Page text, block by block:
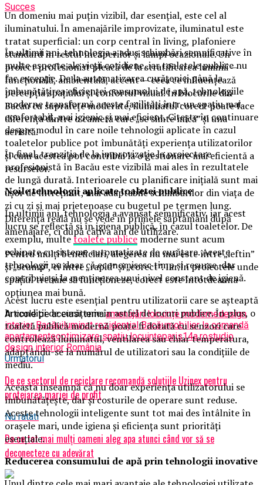
Un domeniu mai puțin vizibil, dar esențial, este cel al
iluminatului. În amenajările improvizate, iluminatul este
tratat superficial: un corp central în living, plafoniere
standard în restul încăperilor și lămpi ocazionale. Un
proiect profesionist pleacă de la stratificarea luminii —
funcțională, ambientală, accent — ceea ce influențează
percepția spațiului și confortul vizual. În blocurile din
Bacău cu suprafețe moderate, iluminatul corect poate face
diferența dintre o cameră care „se simte mică” și una
aerisită.
În final, tranziția de la improvizație la proiectare
profesionistă în Bacău este vizibilă mai ales în rezultatele
de lungă durată. Interioarele cu planificare inițială sunt mai
ușor de întreținut, mai adaptabile schimbărilor din viața de
zi cu zi și mai prietenoase cu bugetul pe termen lung.
Diferența reală nu se vede în primele săptămâni după
amenajare, ci după câțiva ani de utilizare.
Pentru mulți beneficiari, alegerea nu mai este între „ieftin”
și „scump”, ci între „rapid” și „corect”. Iar în proiectele unde
spațiul trebuie să funcționeze, corect este întotdeauna
opțiunea mai bună.
Articole pe aceiasi tema:amenajări locuințe modernedesign
interior Bacăuiluminat rezidențial Bacăumobilier la comandă
apartamenteoptimizare spațiu locuințeparis14a.rostudio
design interior România
Urmatorul
De ce sectorul de reciclare recomandă soluțiile Uzinex pentru
protejarea marjei de profit
Nu ratati
De ce tot mai mulți oameni aleg apa atunci când vor să se
deconecteze cu adevărat
Succes
În ultimii ani, tehnologia a adus schimbări semnificative în
multe aspecte ale vieții cotidiene, iar toaletele publice nu
fac excepție. De la automatizarea curățeniei până la
îmbunătățirea eficienței consumului de apă, tehnologiile
moderne transformă aceste facilități într-un spațiu mai
confortabil, mai igienic și mai eficient. Citește în continuare
despre modul în care noile tehnologii aplicate în cazul
toaletelor publice pot îmbunătăți experiența utilizatorilor
și cum acestea pot contribui la o gestionare mai eficientă a
resurselor.
Noile tehnologii aplicate toaletei publice
În ultimii ani, tehnologia a avansat semnificativ, iar acest
lucru se reflectă și în igiena publică, în cazul toaletelor. De
exemplu, multetoalete publicemoderne sunt acum
echipate cu sisteme automatizate de curățare. Aceste
tehnologii nu doar că economisesc timp și resurse, dar
contribuie și la menținerea unui nivel constant de igienă.
Acest lucru este esențial pentru utilizatorii care se așteaptă
la condiții de curățenie în astfel de locuri publice. În plus, o
toaletă publică modernă poate fi dotată cu senzori care
controlează iluminatul, ventilarea sau chiar temperatura,
adaptându-se la numărul de utilizatori sau la condițiile de
mediu.
Aceasta înseamnă că nu doar experiența utilizatorului se
îmbunătățește, dar și costurile de operare sunt reduse.
Aceste tehnologii inteligente sunt tot mai des întâlnite în
orașele mari, unde igiena și eficiența sunt priorități
esențiale.
Reducerea consumului de apă prin tehnologii inovative